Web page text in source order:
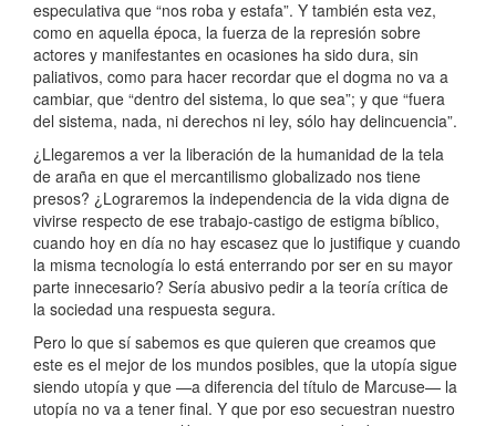
especulativa que “nos roba y estafa”. Y también esta vez,
como en aquella época, la fuerza de la represión sobre
actores y manifestantes en ocasiones ha sido dura, sin
paliativos, como para hacer recordar que el dogma no va a
cambiar, que “dentro del sistema, lo que sea”; y que “fuera
del sistema, nada, ni derechos ni ley, sólo hay delincuencia”.
¿Llegaremos a ver la liberación de la humanidad de la tela
de araña en que el mercantilismo globalizado nos tiene
presos? ¿Lograremos la independencia de la vida digna de
vivirse respecto de ese trabajo-castigo de estigma bíblico,
cuando hoy en día no hay escasez que lo justifique y cuando
la misma tecnología lo está enterrando por ser en su mayor
parte innecesario? Sería abusivo pedir a la teoría crítica de
la sociedad una respuesta segura.
Pero lo que sí sabemos es que quieren que creamos que
este es el mejor de los mundos posibles, que la utopía sigue
siendo utopía y que —a diferencia del título de Marcuse— la
utopía no va a tener final. Y que por eso secuestran nuestro